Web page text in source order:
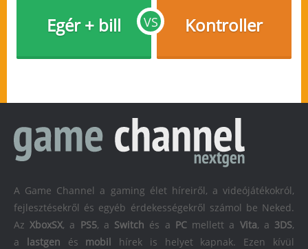
VS
Egér + bill Kontroller
A Game Channel a gaming élet híreiről, a videójátékokról,
fejlesztésekről és egyéb érdekességekről számol be Neked.
AzXboxSX, a PS5, a Switch és a PCmellett a Vita, a 3DS,
a lastgen és mobil hírek is helyet kapnak. Ezen kívül